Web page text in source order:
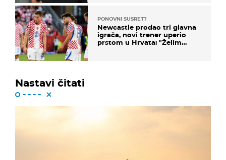
PONOVNI SUSRET?
Newcastle prodao tri glavna
igrača, novi trener uperio
prstom u Hrvata: "Želim
Nastavi čitati